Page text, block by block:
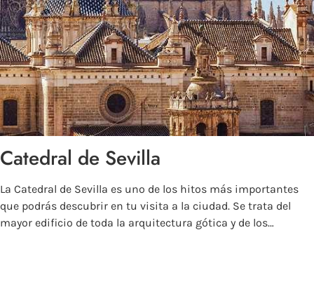
Catedral de Sevilla
La Catedral de Sevilla es uno de los hitos más importantes
que podrás descubrir en tu visita a la ciudad. Se trata del
mayor edificio de toda la arquitectura gótica y de los…